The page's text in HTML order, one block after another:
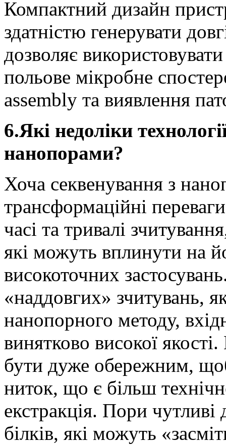
Компактний дизайн
здатністю генерувати
дозволяє
польове мікробне
assembly та виявлення
6.Які недоліки
нанопорами?
Хоча секвенування з
трансформаційні
часі та тривалі
які можуть вплинути на
високоточних
«наддовгих» зчитувань,
нанопорного методу,
винятково високої
бути дуже обережним,
ниток, що є більш
екстракція. Пори чутливі
білків, які можуть